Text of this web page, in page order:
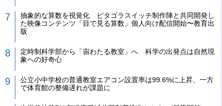
抽象的な算数を視覚化 ピタゴラスイッチ制作陣と共同開発し
た映像コンテンツ「目で見る算数」個人向け配信開始〜教育出
版
定時制科学部から「宙わたる教室」へ 科学の出発点は自然現
象への好奇心
公立小中学校の普通教室エアコン設置率は99.6%に上昇、一方
で体育館の整備遅れが課題に